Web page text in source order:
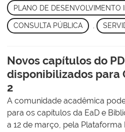
PLANO DE DESENVOLVIMENTO
CONSULTA PÚBLICA ,
Novos capítulos do
disponibilizados para
2
A comunidade acadêmica
para os capítulos da EaD e
a 12 de março, pela Plataforma